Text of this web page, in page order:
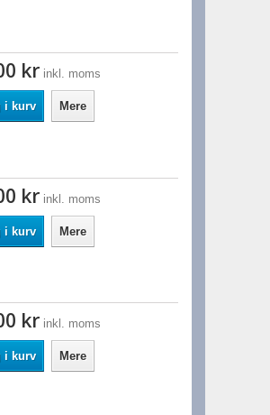
kr inkl. moms
i kurv Mere
kr inkl. moms
i kurv Mere
kr inkl. moms
i kurv Mere